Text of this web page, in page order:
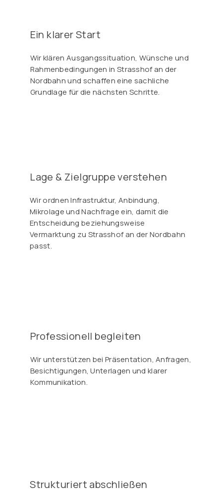
Ein klarer Start
Wir klären Ausgangssituation, Wünsche und
Rahmenbedingungen in Strasshof an der
Nordbahn und schaffen eine sachliche
Grundlage für die nächsten Schritte.
Lage & Zielgruppe verstehen
Wir ordnen Infrastruktur, Anbindung,
Mikrolage und Nachfrage ein, damit die
Entscheidung beziehungsweise
Vermarktung zu Strasshof an der Nordbahn
passt.
Professionell begleiten
Wir unterstützen bei Präsentation, Anfragen,
Besichtigungen, Unterlagen und klarer
Kommunikation.
Strukturiert abschließen